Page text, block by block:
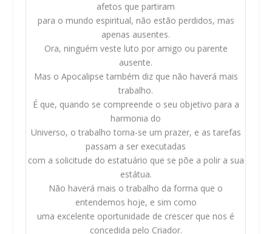
afetos que partiram
para o mundo espiritual, não estão perdidos, mas
apenas ausentes.
Ora, ninguém veste luto por amigo ou parente
ausente.
Mas o Apocalipse também diz que não haverá mais
trabalho.
É que, quando se compreende o seu objetivo para a
harmonia do
Universo, o trabalho torna-se um prazer, e as tarefas
passam a ser executadas
com a solicitude do estatuário que se põe a polir a sua
estátua.
Não haverá mais o trabalho da forma que o
entendemos hoje, e sim como
uma excelente oportunidade de crescer que nos é
concedida pelo Criador.